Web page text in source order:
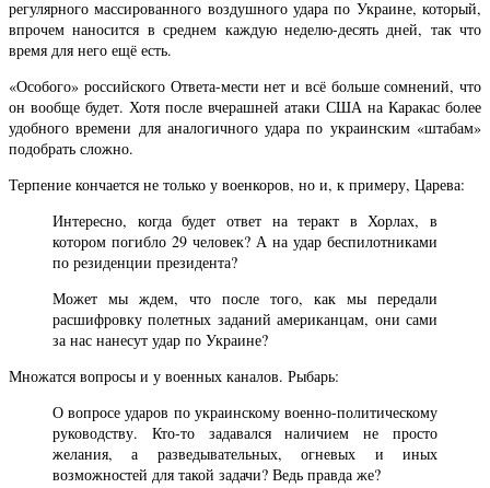
регулярного массированного воздушного удара по Украине, который,
впрочем наносится в среднем каждую неделю-десять дней, так что
время для него ещё есть.
«Особого» российского Ответа-мести нет и всё больше сомнений, что
он вообще будет. Хотя после вчерашней атаки США на Каракас более
удобного времени для аналогичного удара по украинским «штабам»
подобрать сложно.
Терпение кончается не только у военкоров, но и, к примеру, Царева:
Интересно, когда будет ответ на теракт в Хорлах, в
котором погибло 29 человек? А на удар беспилотниками
по резиденции президента?
Может мы ждем, что после того, как мы передали
расшифровку полетных заданий американцам, они сами
за нас нанесут удар по Украине?
Множатся вопросы и у военных каналов. Рыбарь:
О вопросе ударов по украинскому военно-политическому
руководству. Кто-то задавался наличием не просто
желания, а разведывательных, огневых и иных
возможностей для такой задачи? Ведь правда же?